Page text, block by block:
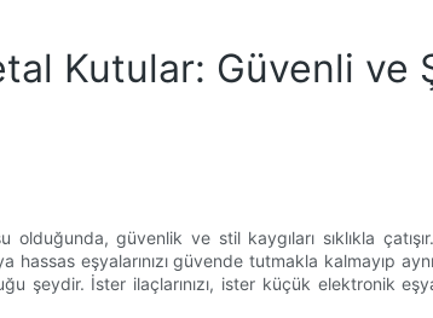
Kutular: Güvenli ve
güvenlik ve stil kaygıları sıklıkla
eşyalarınızı güvende tutmakla kalmayıp
İster ilaçlarınızı, ister küçük elektronik